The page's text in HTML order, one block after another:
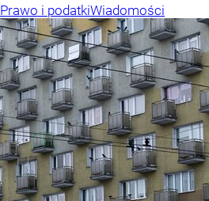
Prawo i podatkiWiadomości